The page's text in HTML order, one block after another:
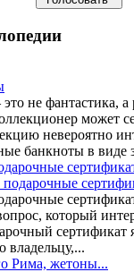
не фантастика, а
может
невероятно
банкноты в виде
который
сертификат
владельцу,...
Рима, жетоны...